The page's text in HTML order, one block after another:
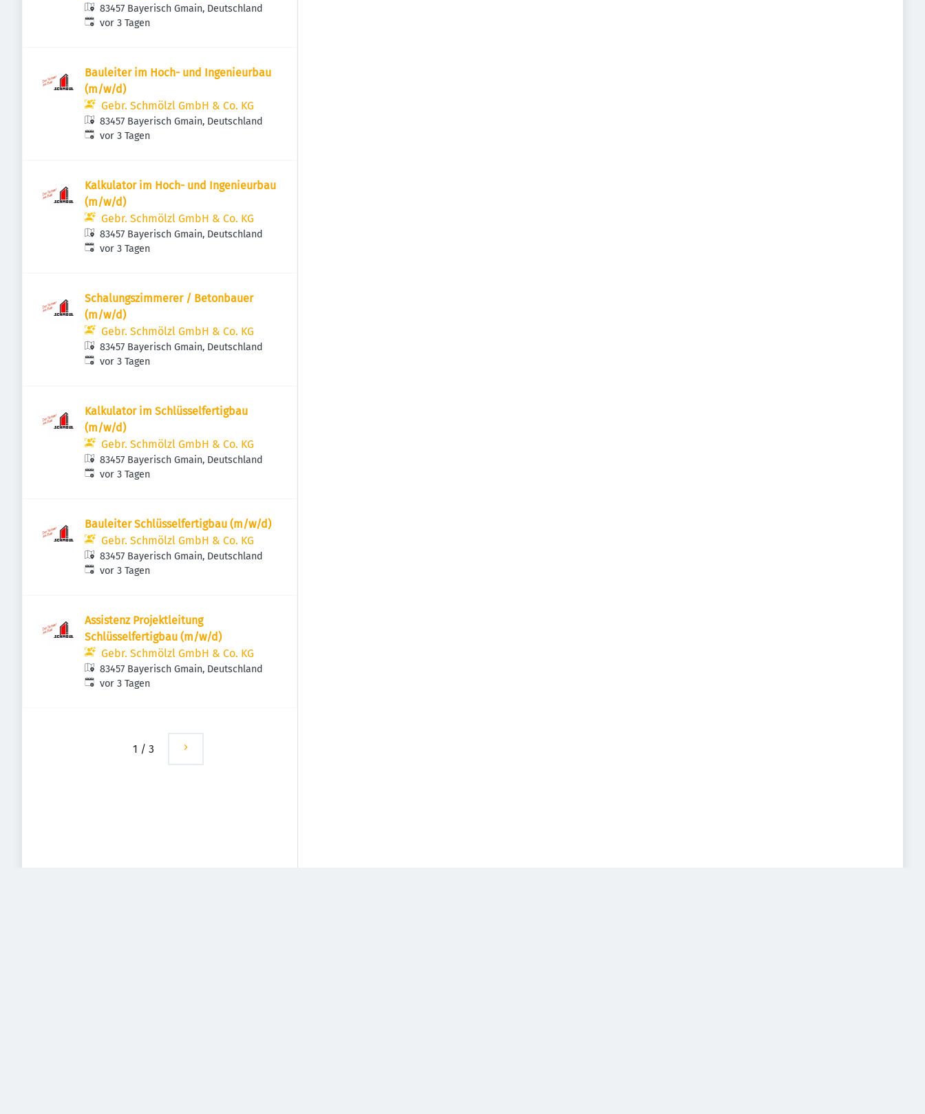
83457 Bayerisch Gmain, Deutschland
Veröffentlicht:
vor 3 Tagen
Bauleiter im Hoch- und Ingenieurbau
(m/w/d)
Gebr. Schmölzl GmbH & Co. KG
83457 Bayerisch Gmain, Deutschland
Veröffentlicht:
vor 3 Tagen
Kalkulator im Hoch- und Ingenieurbau
(m/w/d)
Gebr. Schmölzl GmbH & Co. KG
83457 Bayerisch Gmain, Deutschland
Veröffentlicht:
vor 3 Tagen
Schalungszimmerer / Betonbauer
(m/w/d)
Gebr. Schmölzl GmbH & Co. KG
83457 Bayerisch Gmain, Deutschland
Veröffentlicht:
vor 3 Tagen
Kalkulator im Schlüsselfertigbau
(m/w/d)
Gebr. Schmölzl GmbH & Co. KG
83457 Bayerisch Gmain, Deutschland
Veröffentlicht:
vor 3 Tagen
Bauleiter Schlüsselfertigbau (m/w/d)
Gebr. Schmölzl GmbH & Co. KG
83457 Bayerisch Gmain, Deutschland
Veröffentlicht:
vor 3 Tagen
Assistenz Projektleitung
Schlüsselfertigbau (m/w/d)
Gebr. Schmölzl GmbH & Co. KG
83457 Bayerisch Gmain, Deutschland
Veröffentlicht:
vor 3 Tagen
1 / 3